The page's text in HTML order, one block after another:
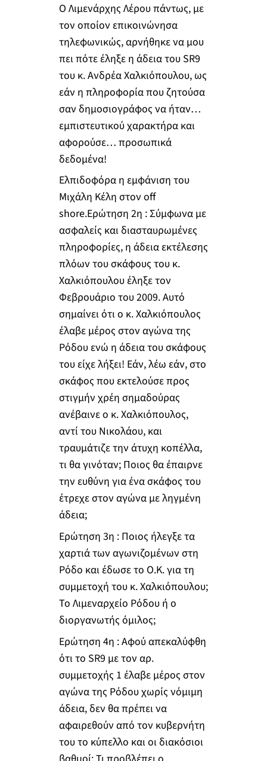
Ο Λιμενάρχης Λέρου πάντως, με
τον οποίον επικοινώνησα
τηλεφωνικώς, αρνήθηκε να μου
πει πότε έληξε η άδεια του SR9
του κ. Ανδρέα Χαλκιόπουλου, ως
εάν η πληροφορία που ζητούσα
σαν δημοσιογράφος να ήταν…
εμπιστευτικού χαρακτήρα και
αφορούσε… προσωπικά
δεδομένα!
Ελπιδοφόρα η εμφάνιση του
Μιχάλη Κέλη στον off
shore.Ερώτηση 2η : Σύμφωνα με
ασφαλείς και διασταυρωμένες
πληροφορίες, η άδεια εκτέλεσης
πλόων του σκάφους του κ.
Χαλκιόπουλου έληξε τον
Φεβρουάριο του 2009. Αυτό
σημαίνει ότι ο κ. Χαλκιόπουλος
έλαβε μέρος στον αγώνα της
Ρόδου ενώ η άδεια του σκάφους
του είχε λήξει! Εάν, λέω εάν, στο
σκάφος που εκτελούσε προς
στιγμήν χρέη σημαδούρας
ανέβαινε ο κ. Χαλκιόπουλος,
αντί του Νικολάου, και
τραυμάτιζε την άτυχη κοπέλλα,
τι θα γινόταν; Ποιος θα έπαιρνε
την ευθύνη για ένα σκάφος του
έτρεχε στον αγώνα με ληγμένη
άδεια;
Ερώτηση 3η : Ποιος ήλεγξε τα
χαρτιά των αγωνιζομένων στη
Ρόδο και έδωσε το Ο.Κ. για τη
συμμετοχή του κ. Χαλκιόπουλου;
Το Λιμεναρχείο Ρόδου ή ο
διοργανωτής όμιλος;
Ερώτηση 4η : Αφού απεκαλύφθη
ότι το SR9 με τον αρ.
συμμετοχής 1 έλαβε μέρος στον
αγώνα της Ρόδου χωρίς νόμιμη
άδεια, δεν θα πρέπει να
αφαιρεθούν από τον κυβερνήτη
του το κύπελλο και οι διακόσιοι